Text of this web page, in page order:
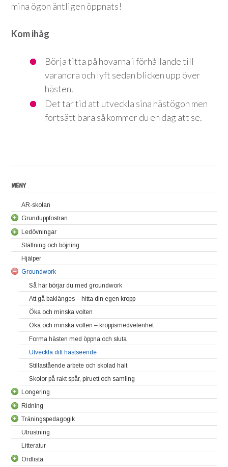
mina ögon äntligen öppnats!
Kom ihåg
Börja titta på hovarna i förhållande till
varandra och lyft sedan blicken upp över
hästen.
Det tar tid att utveckla sina hästögon men
fortsätt bara så kommer du en dag att se.
MENY
AR-skolan
Grunduppfostran
Lär hästen att stå stilla utan att vara uppbunden
Placera hästens ben
Ledövningar
Grundläggande ledövningar
Fortsatta ledövningar
Ställning och böjning
Hjälper
Groundwork
Så här börjar du med groundwork
Att gå baklänges – hitta din egen kropp
Öka och minska volten
Öka och minska volten – kroppsmedvetenhet
Forma hästen med öppna och sluta
Utveckla ditt hästseende
Stillastående arbete och skolad halt
Skolor på rakt spår, piruett och samling
Longering
Varvbyte i longering
Travlongering
Galopplongering
Ridning
Sitt ner på insidan
Att rida öppna
Att rida sluta
Kroppsmedvetenhet
Träningspedagogik
Bli en ja-sägare
Minsta gemensamma nämnare
Minsta motståndets lag
Utrustning
Litteratur
Ordlista